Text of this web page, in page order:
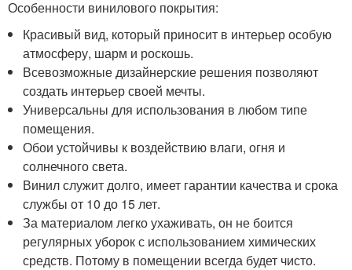
Особенности винилового покрытия:
Красивый вид, который приносит в интерьер особую
атмосферу, шарм и роскошь.
Всевозможные дизайнерские решения позволяют
создать интерьер своей мечты.
Универсальны для использования в любом типе
помещения.
Обои устойчивы к воздействию влаги, огня и
солнечного света.
Винил служит долго, имеет гарантии качества и срока
службы от 10 до 15 лет.
За материалом легко ухаживать, он не боится
регулярных уборок с использованием химических
средств. Потому в помещении всегда будет чисто.